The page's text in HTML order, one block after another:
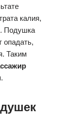
калия,
Подушка
опадать,
Таким